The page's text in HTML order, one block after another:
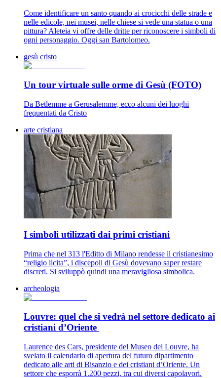
Come identificare un santo quando ai crocicchi delle strade e
nelle edicole, nei musei, nelle chiese si vede una statua o una
pittura? Aleteia vi offre delle dritte per riconoscere i simboli di
ogni personaggio. Oggi san Bartolomeo.
gesù cristo
Un tour virtuale sulle orme di Gesù (FOTO)
Da Betlemme a Gerusalemme, ecco alcuni dei luoghi
frequentati da Cristo
arte cristiana
I simboli utilizzati dai primi cristiani
Prima che nel 313 l'Editto di Milano rendesse il cristianesimo
“religio licita”, i discepoli di Gesù dovevano saper restare
discreti. Si sviluppò quindi una meravigliosa simbolica.
archeologia
Louvre: quel che si vedrà nel settore dedicato ai
cristiani d’Oriente
Laurence des Cars, presidente del Museo del Louvre, ha
svelato il calendario di apertura del futuro dipartimento
dedicato alle arti di Bisanzio e dei cristiani d’Oriente. Un
settore che esporrà 1.200 pezzi, tra cui diversi capolavori.